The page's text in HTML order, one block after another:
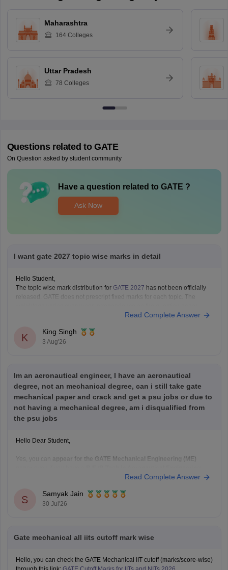
Maharashtra
164Colleges
Uttar Pradesh
78 Colleges
Questions related to GATE
On Question asked by student community
Have a question related to GATE ?
Ask Now
I want gate 2027 topic wise marks in detail
Hello Student,
The topic wise mark distribution for GATE 2027 has not been officially
released. GATE does not prescript fixed marks for each topic. The
Please mention your GATE paper/branch (such as CSE, ECE, EE, ME,
Read Complete Answer
K
King Singh
3 Aug'26
Im an aeronautical engineer, I have an aeronautical
degree, not an mechanical degree, can i still take gate
mechanical paper and crack and get a psu jobs or due to
not having a mechanical degree, am i disqualified from
the psu jobs
Hello Dear Student,
Yes, you can appear for the GATE Mechanical Engineering (ME)
provided you meet the GATE eligibility criteria.
eligible for PSU jobs.
GATE ME:You are eligible
Read Complete Answer
S
Samyak Jain
30 Jul'26
Gate mechanical all iits cutoff mark wise
Hello, you can check the GATE Mechanical IIT cutoff (marks/score-wise)